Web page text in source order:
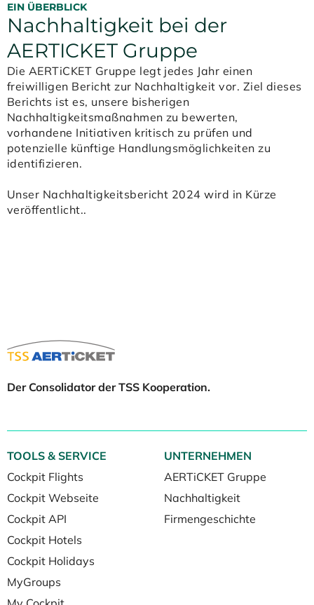
Nachhaltigkeit bei der
AERTICKET Gruppe
EIN ÜBERBLICK
Die AERTiCKET Gruppe legt jedes Jahr einen
freiwilligen Bericht zur Nachhaltigkeit vor. Ziel dieses
Berichts ist es, unsere bisherigen
Nachhaltigkeitsmaßnahmen zu bewerten,
vorhandene Initiativen kritisch zu prüfen und
potenzielle künftige Handlungsmöglichkeiten zu
identifizieren.
Unser Nachhaltigkeitsbericht 2024 wird in Kürze
veröffentlicht..
Der Consolidator der TSS Kooperation.
TOOLS & SERVICE
Cockpit Flights
Cockpit Webseite
Cockpit API
Cockpit Hotels
Cockpit Holidays
MyGroups
UNTERNEHMEN
AERTiCKET Gruppe
Nachhaltigkeit
Firmengeschichte